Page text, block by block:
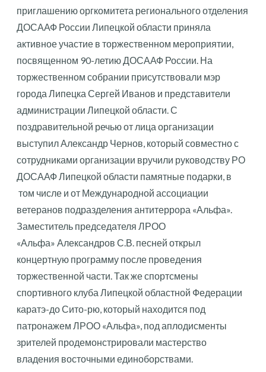
приглашению оргкомитета регионального отделения
ДОСААФ России Липецкой области приняла
активное участие в торжественном мероприятии,
посвященном 90-летию ДОСААФ России. На
торжественном собрании присутствовали мэр
города Липецка Сергей Иванов и представители
администрации Липецкой области. С
поздравительной речью от лица организации
выступил Александр Чернов, который совместно с
сотрудниками организации вручили руководству РО
ДОСААФ Липецкой области памятные подарки, в
том числе и от Международной ассоциации
ветеранов подразделения антитеррора «Альфа».
Заместитель председателя ЛРОО
«Альфа» Александров С.В. песней открыл
концертную программу после проведения
торжественной части. Так же спортсмены
спортивного клуба Липецкой областной Федерации
каратэ-до Сито-рю, который находится под
патронажем ЛРОО «Альфа», под аплодисменты
зрителей продемонстрировали мастерство
владения восточными единоборствами.